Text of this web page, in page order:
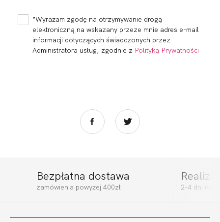
282,00 141,00 zł 310,00 155,00 zł
ROSALINE BRA
ROSALINE FIGI
*Wyrażam zgodę na otrzymywanie drogą
elektroniczną na wskazany przeze mnie adres e-mail
informacji dotyczących świadczonych przez
Administratora usług, zgodnie z Polityką Prywatności
Bezpłatna dostawa
zamówienia powyżej 400zł 2-4 dni